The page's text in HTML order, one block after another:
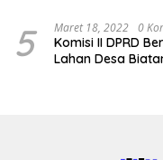
5 Maret 18, 2022 0
Komisi II DPRD
Lahan Desa